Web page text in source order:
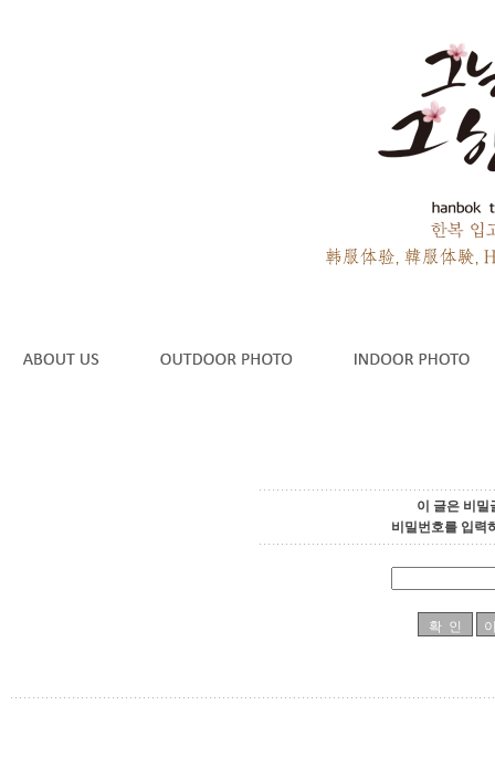
이 글은 비밀
비밀번호를 입력